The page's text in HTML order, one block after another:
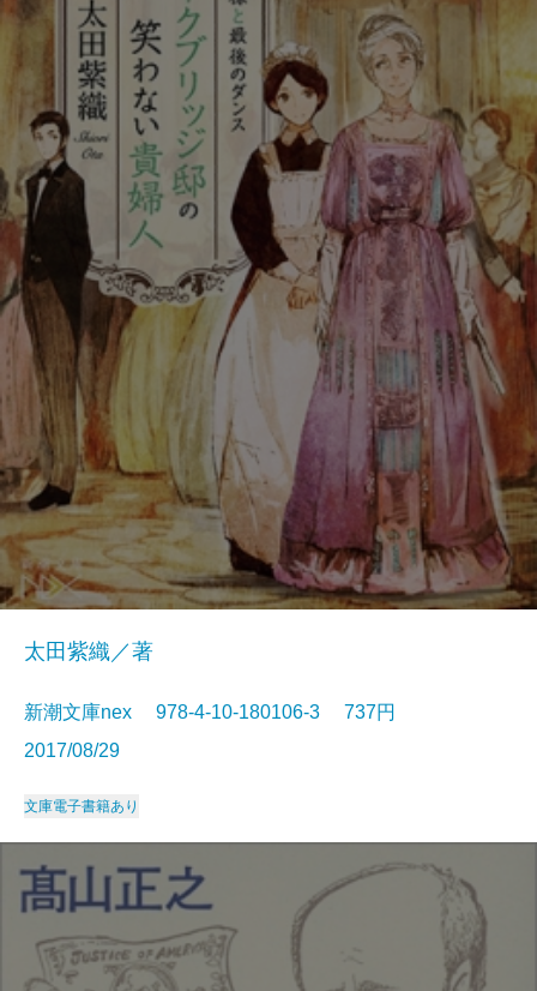
太田紫織／著
新潮文庫nex 978-4-10-180106-3 737円
2017/08/29
文庫電子書籍あり